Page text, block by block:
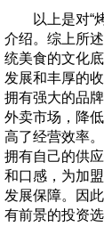
以上是对“烤
介绍。综上所
统美食的文化
发展和丰厚的
拥有强大的品
外卖市场，降
高了经营效率
拥有自己的供
和口感，为加
发展保障。因
有前景的投资选